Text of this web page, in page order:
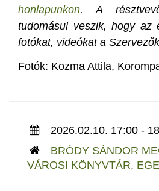
honlapunkon. A
tudomásul veszik, hogy az
fotókat, videókat a
Fotók: Kozma Attila,
2026.02.10. 17:00 -
BRÓDY SÁNDOR
VÁROSI KÖNYVTÁR,